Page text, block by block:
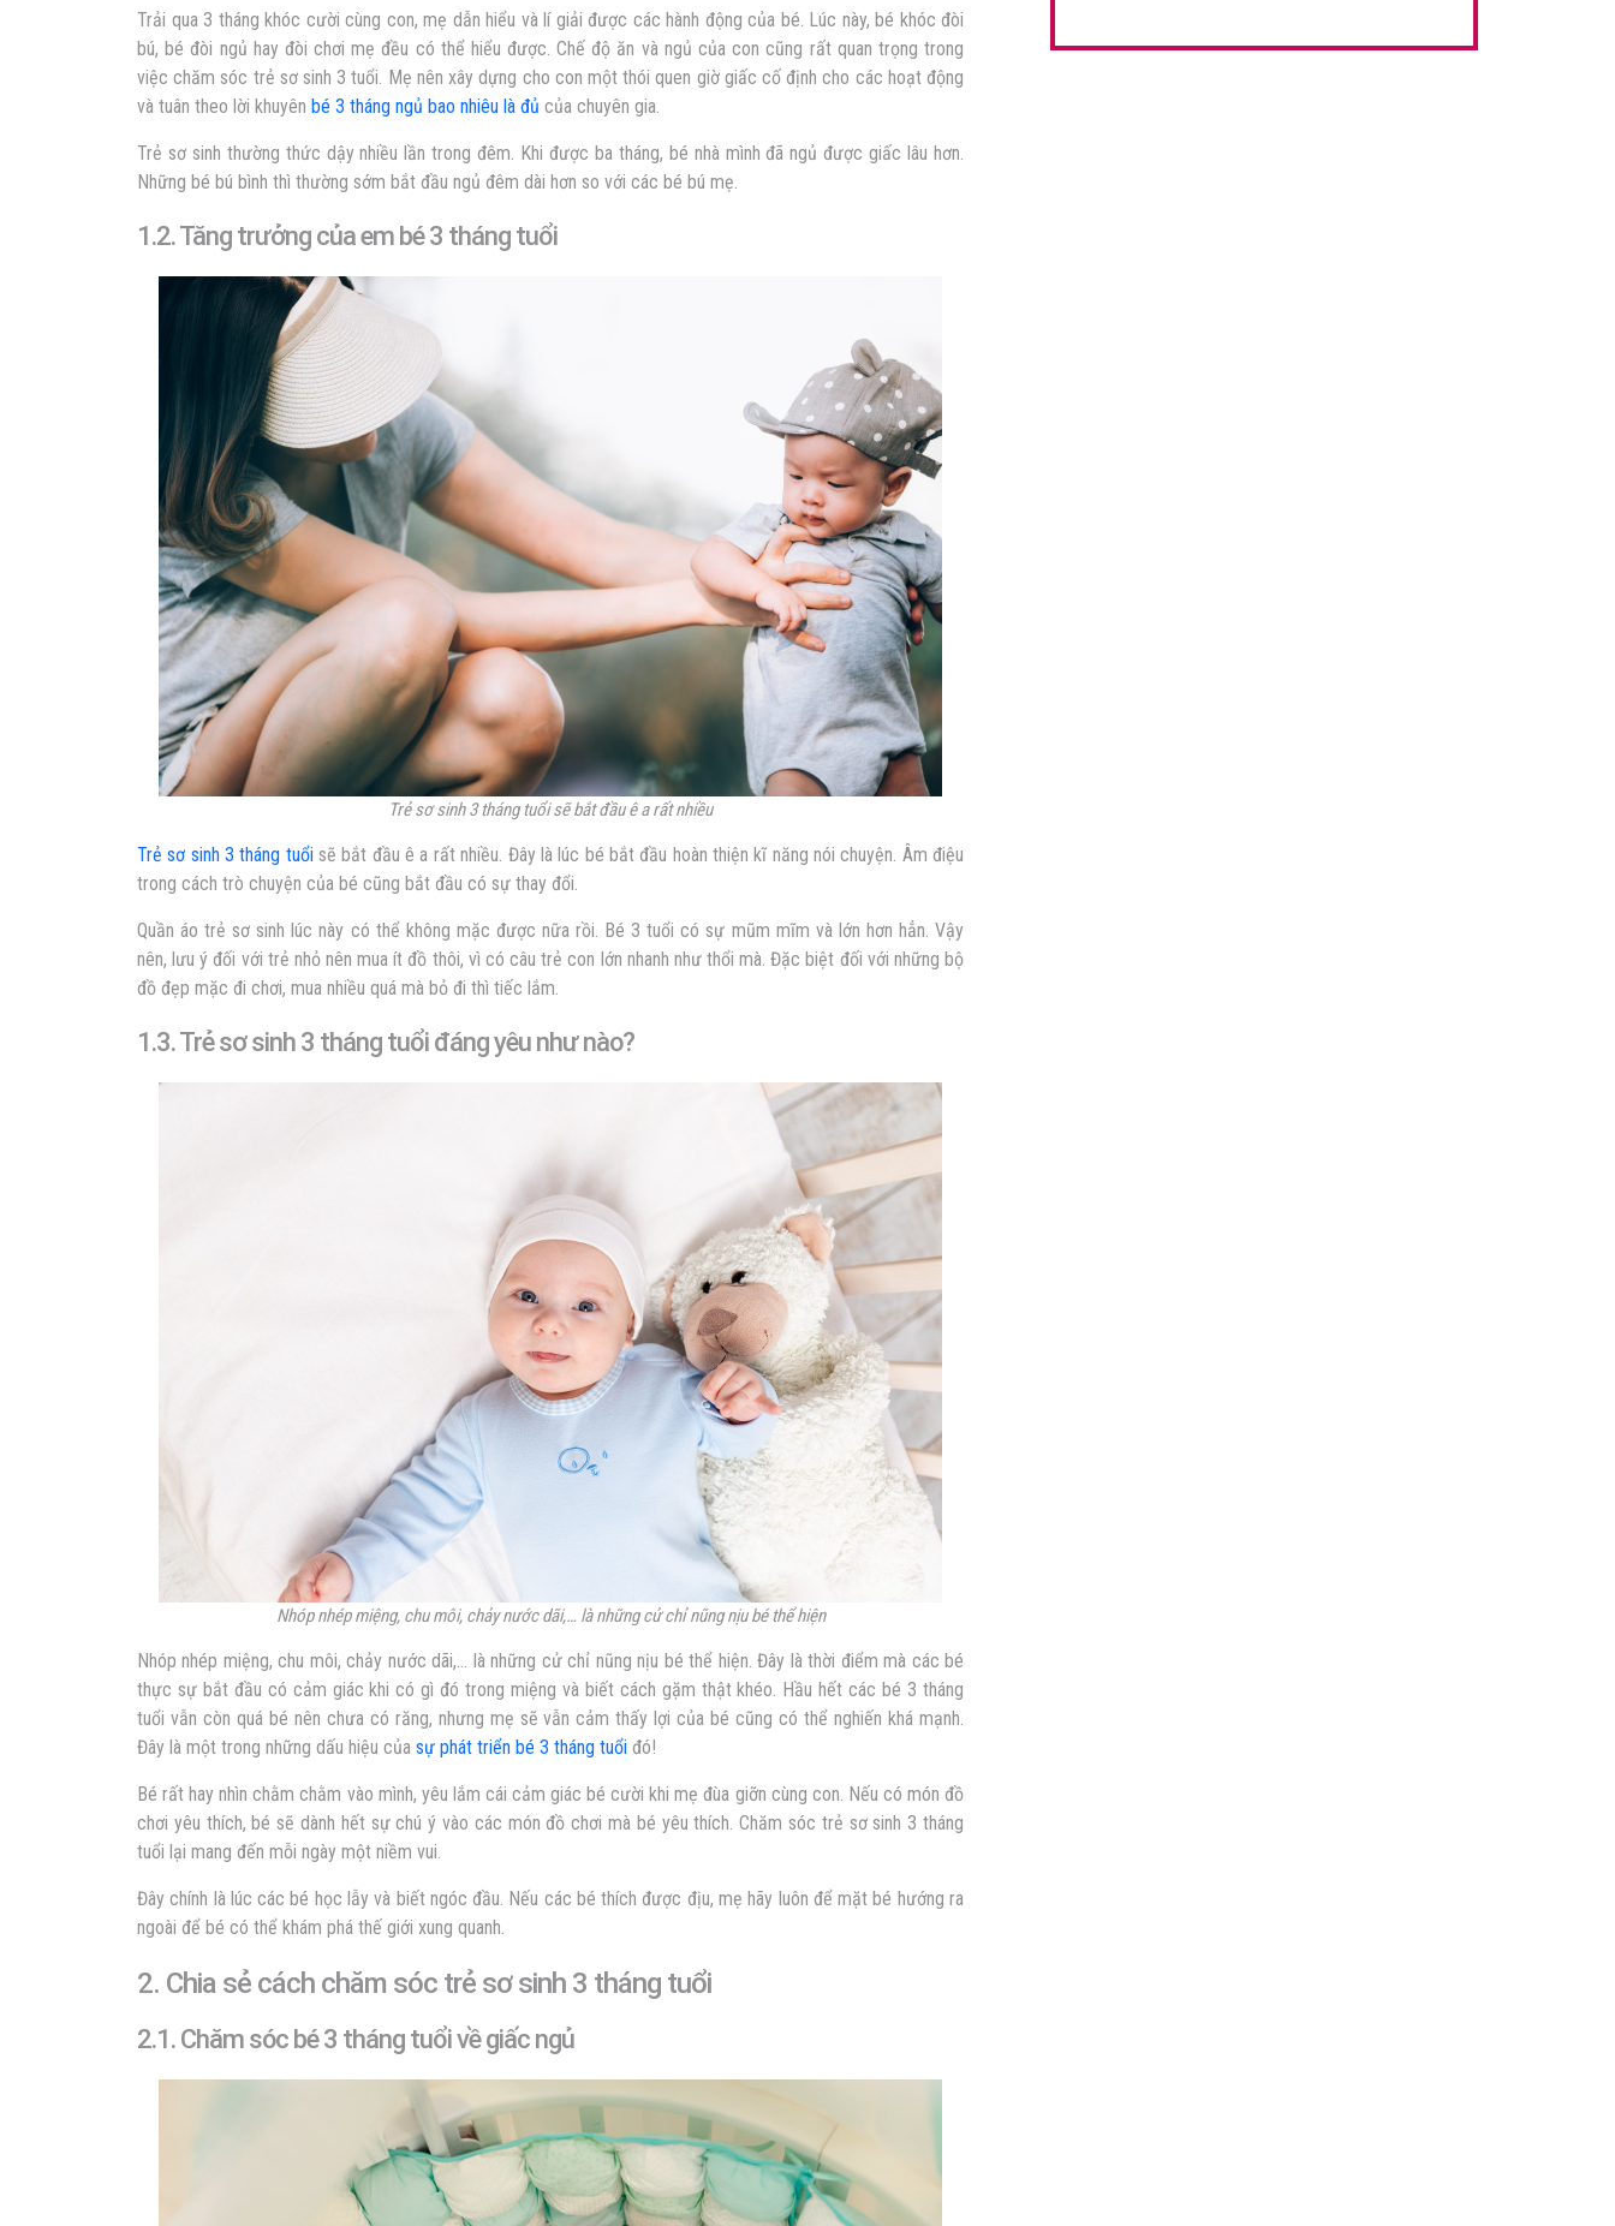
Trải qua 3 tháng khóc cười cùng con, mẹ dẫn hiểu và lí giải được các hành động của bé. Lúc này, bé khóc đòi
bú, bé đòi ngủ hay đòi chơi mẹ đều có thể hiểu được. Chế độ ăn và ngủ của con cũng rất quan trọng trong
việc chăm sóc trẻ sơ sinh 3 tuổi. Mẹ nên xây dựng cho con một thói quen giờ giấc cố định cho các hoạt động
và tuân theo lời khuyên bé 3 tháng ngủ bao nhiêu là đủ của chuyên gia.
Trẻ sơ sinh thường thức dậy nhiều lần trong đêm. Khi được ba tháng, bé nhà mình đã ngủ được giấc lâu hơn.
Những bé bú bình thì thường sớm bắt đầu ngủ đêm dài hơn so với các bé bú mẹ.
1.2. Tăng trưởng của em bé 3 tháng tuổi
Trẻ sơ sinh 3 tháng tuổi sẽ bắt đầu ê a rất nhiều
Trẻ sơ sinh 3 tháng tuổisẽ bắt đầu ê a rất nhiều. Đây là lúc bé bắt đầu hoàn thiện kĩ năng nói chuyện. Âm điệu
trong cách trò chuyện của bé cũng bắt đầu có sự thay đổi.
Quần áo trẻ sơ sinh lúc này có thể không mặc được nữa rồi. Bé 3 tuổi có sự mũm mĩm và lớn hơn hẳn. Vậy
nên, lưu ý đối với trẻ nhỏ nên mua ít đồ thôi, vì có câu trẻ con lớn nhanh như thổi mà. Đặc biệt đối với những bộ
đồ đẹp mặc đi chơi, mua nhiều quá mà bỏ đi thì tiếc lắm.
1.3. Trẻ sơ sinh 3 tháng tuổi đáng yêu như nào?
Nhóp nhép miệng, chu môi, chảy nước dãi,… là những cử chỉ nũng nịu bé thể hiện
Nhóp nhép miệng, chu môi, chảy nước dãi,… là những cử chỉ nũng nịu bé thể hiện. Đây là thời điểm mà các bé
thực sự bắt đầu có cảm giác khi có gì đó trong miệng và biết cách gặm thật khéo. Hầu hết các bé 3 tháng
tuổi vẫn còn quá bé nên chưa có răng, nhưng mẹ sẽ vẫn cảm thấy lợi của bé cũng có thể nghiến khá mạnh.
Đây là một trong những dấu hiệu của sự phát triển bé 3 tháng tuổi đó!
Bé rất hay nhìn chằm chằm vào mình, yêu lắm cái cảm giác bé cười khi mẹ đùa giỡn cùng con. Nếu có món đồ
chơi yêu thích, bé sẽ dành hết sự chú ý vào các món đồ chơi mà bé yêu thích. Chăm sóc trẻ sơ sinh 3 tháng
tuổi lại mang đến mỗi ngày một niềm vui.
Đây chính là lúc các bé học lẫy và biết ngóc đầu. Nếu các bé thích được địu, mẹ hãy luôn để mặt bé hướng ra
ngoài để bé có thể khám phá thế giới xung quanh.
2. Chia sẻ cách chăm sóc trẻ sơ sinh 3 tháng tuổi
2.1. Chăm sóc bé 3 tháng tuổi về giấc ngủ